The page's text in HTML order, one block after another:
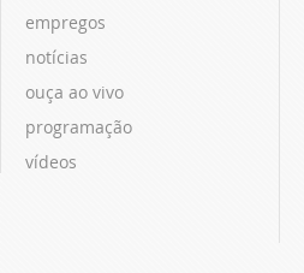
empregos
notícias
ouça ao vivo
programação
vídeos